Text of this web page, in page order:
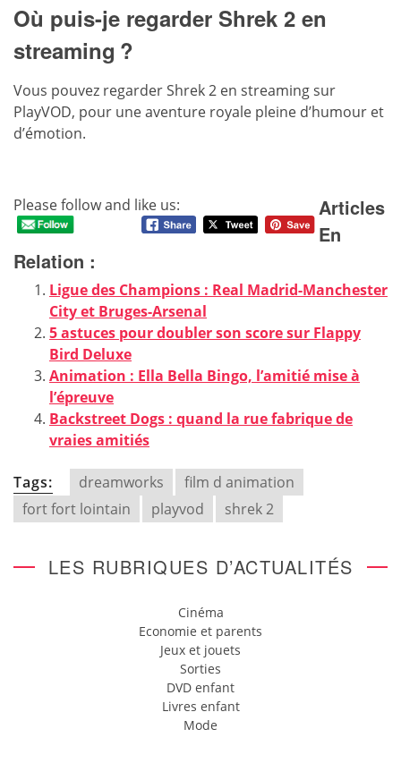
Où puis-je regarder Shrek 2 en
streaming ?
Vous pouvez regarder Shrek 2 en streaming sur
PlayVOD, pour une aventure royale pleine d’humour et
d’émotion.
Please follow and like us:
Articles
En
Relation :
Ligue des Champions : Real Madrid-Manchester
City et Bruges-Arsenal
5 astuces pour doubler son score sur Flappy
Bird Deluxe
Animation : Ella Bella Bingo, l’amitié mise à
l’épreuve
Backstreet Dogs : quand la rue fabrique de
vraies amitiés
Tags: dreamworks
film d animation
fort fort lointain
playvod shrek 2
LES RUBRIQUES D’ACTUALITÉS
Cinéma
Economie et parents
Jeux et jouets
Sorties
DVD enfant
Livres enfant
Mode